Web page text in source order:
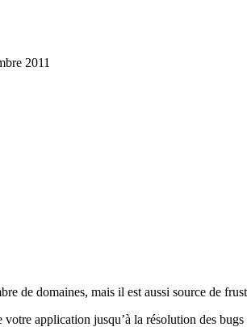
2011
de domaines, mais il est aussi source de
application jusqu’à la résolution des